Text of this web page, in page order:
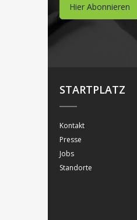
Hier Abonnieren
STARTPLATZ
Kontakt
Presse
Jobs
Standorte